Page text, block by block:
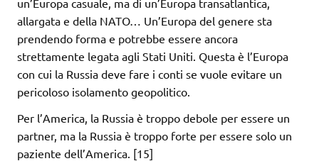
allargata e della NATO… Un’Europa del genere sta
prendendo forma e potrebbe essere ancora
strettamente legata agli Stati Uniti. Questa è l’Europa
con cui la Russia deve fare i conti se vuole evitare un
pericoloso isolamento geopolitico.
Per l’America, la Russia è troppo debole per essere un
partner, ma la Russia è troppo forte per essere solo un
paziente dell’America. [15]